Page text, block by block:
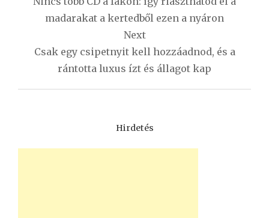
madarakat a kertedből ezen a nyáron
Next
Csak egy csipetnyit kell hozzáadnod, és a
rántotta luxus ízt és állagot kap
Hirdetés